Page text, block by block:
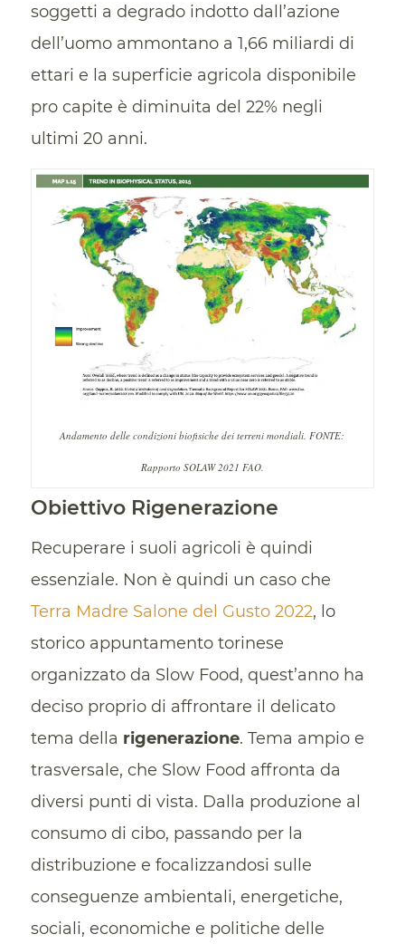
soggetti a degrado indotto dall’azione
dell’uomo ammontano a 1,66 miliardi di
ettari e la superficie agricola disponibile
pro capite è diminuita del 22% negli
ultimi 20 anni.
Andamento delle condizioni biofisiche dei terreni mondiali. FONTE:
Rapporto SOLAW 2021 FAO.
Obiettivo Rigenerazione
Recuperare i suoli agricoli è quindi
essenziale. Non è quindi un caso che
Terra Madre Salone del Gusto 2022, lo
storico appuntamento torinese
organizzato da Slow Food, quest’anno ha
deciso proprio di affrontare il delicato
tema della rigenerazione. Tema ampio e
trasversale, che Slow Food affronta da
diversi punti di vista. Dalla produzione al
consumo di cibo, passando per la
distribuzione e focalizzandosi sulle
conseguenze ambientali, energetiche,
sociali, economiche e politiche delle